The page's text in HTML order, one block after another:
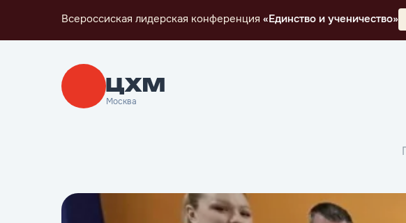
Всероссиская лидерская конференция «Единство и ученичество»
Москва